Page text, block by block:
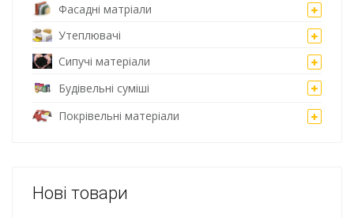
Фасадні матріали
Утеплювачі
Сипучі матеріали
Будівельні суміші
Покрівельні матеріали
Нові товари